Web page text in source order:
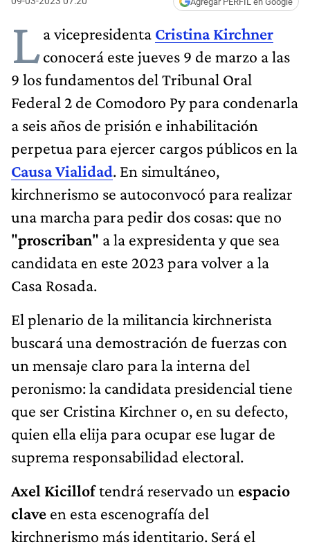
La vicepresidenta Cristina Kirchner
conocerá este jueves 9 de marzo a las
9 los fundamentos del Tribunal Oral
Federal 2 de Comodoro Py para condenarla
a seis años de prisión e inhabilitación
perpetua para ejercer cargos públicos en la
Causa Vialidad. En simultáneo,
kirchnerismo se autoconvocó para realizar
una marcha para pedir dos cosas: que no
"proscriban" a la expresidenta y que sea
candidata en este 2023 para volver a la
Casa Rosada.
El plenario de la militancia kirchnerista
buscará una demostración de fuerzas con
un mensaje claro para la interna del
peronismo: la candidata presidencial tiene
que ser Cristina Kirchner o, en su defecto,
quien ella elija para ocupar ese lugar de
suprema responsabilidad electoral.
Axel Kicilloftendrá reservado un espacio
clave en esta escenografía del
kirchnerismo más identitario. Será el